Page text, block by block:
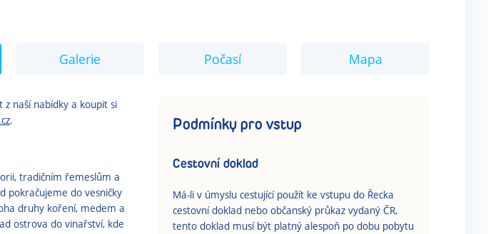
Galerie Počasí Mapa
z naší nabídky a koupit si
.
tradičním řemeslům a
pokračujeme do vesničky
druhy koření, medem a
ostrova do vinařství, kde
Podmínky pro vstup
Cestovní doklad
Má-li v úmyslu cestující použít ke vstupu do Řecka
cestovní doklad nebo občanský průkaz vydaný ČR,
tento doklad musí být platný alespoň po dobu pobytu